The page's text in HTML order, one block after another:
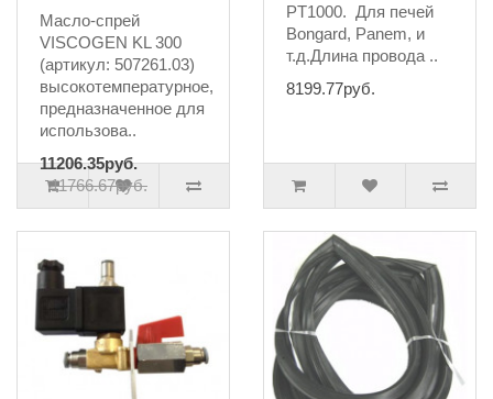
Масло-спрей
VISCOGEN KL 300
(артикул: 507261.03)
высокотемпературное,
предназначенное для
использова..
11206.35руб.
11766.67руб.
PT1000. Для печей
Bongard, Panem, и
т.д.Длина провода ..
8199.77руб.